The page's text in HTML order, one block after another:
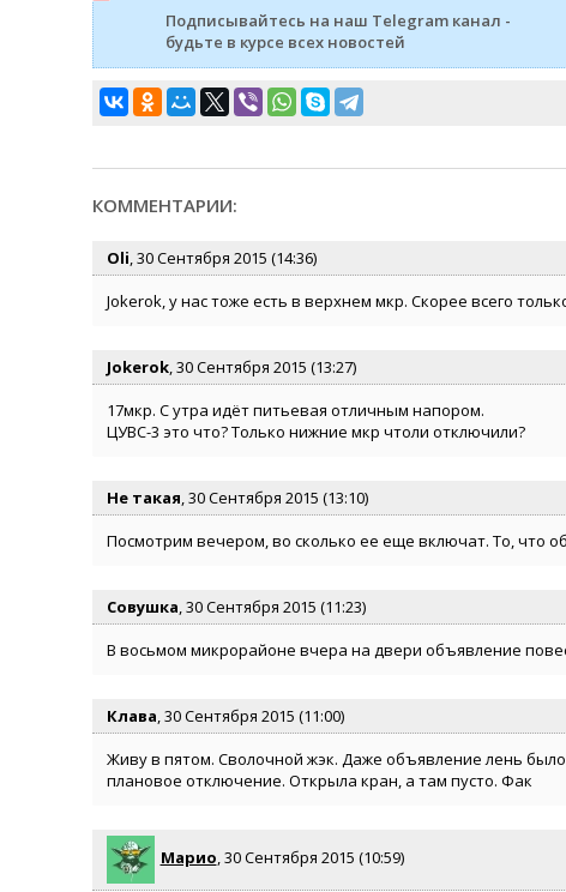
Подписывайтесь на наш Telegram канал -
будьте в курсе всех новостей
КОММЕНТАРИИ:
Oli, 30 Сентября 2015 (14:36)
Jokerok, у нас тоже есть в верхнем мкр. Скорее всего
Jokerok, 30 Сентября 2015 (13:27)
17мкр. С утра идёт питьевая отличным напором.
ЦУВС-3 это что? Только нижние мкр чтоли отключили?
Не такая, 30 Сентября 2015 (13:10)
Посмотрим вечером, во сколько ее еще включат. То, что
Совушка, 30 Сентября 2015 (11:23)
В восьмом микрорайоне вчера на двери объявление
Клава, 30 Сентября 2015 (11:00)
Живу в пятом. Сволочной жэк. Даже объявление лень
плановое отключение. Открыла кран, а там пусто. Фак
Марио, 30 Сентября 2015 (10:59)